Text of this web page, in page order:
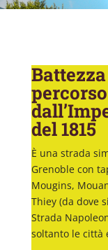
del 1815
È una strada
Grenoble con
Mougins,
Thiey (da dove
Strada
soltanto le città